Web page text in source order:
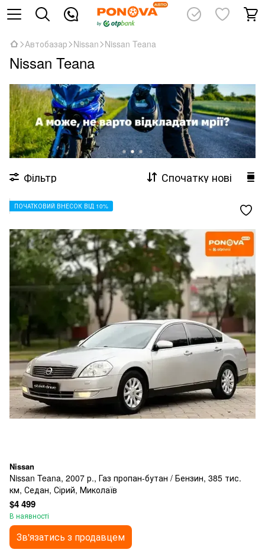
Автобазар Nissan Nissan Teana
Nissan Teana
Фільтр Спочатку нові
ПОЧАТКОВИЙ ВНЕСОК ВІД 10%
Nissan
Nissan Teana, 2007 р., Газ пропан-бутан / Бензин, 385 тис.
км, Седан, Сірий, Миколаїв
$4 499
В наявності
Зв'язатись з продавцем